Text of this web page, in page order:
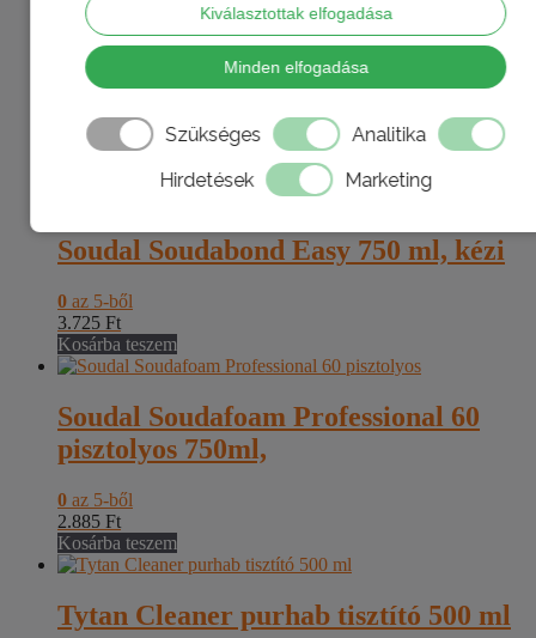
Kiválasztottak elfogadása
Minden elfogadása
Szükséges
Analitika
Hirdetések
Marketing
Soudal Akna Purhab 750ml
az 5-ből
4.148Ft
Kosárba teszem
Soudal Soudabond Easy 750 ml, kézi
0 az 5-ből
3.725 Ft
Kosárba teszem
Soudal Soudafoam Professional 60
pisztolyos 750ml,
0 az 5-ből
2.885 Ft
Kosárba teszem
Tytan Cleaner purhab tisztító 500 ml